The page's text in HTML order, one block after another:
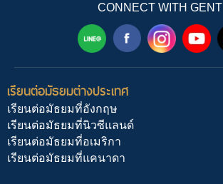
CONNECT WITH GENT
เรียนต่อมัธยมต่างประเทศ
เรียนต่อมัธยมที่อังกฤษ
เรียนต่อมัธยมที่นิวซีแลนด์
เรียนต่อมัธยมที่อเมริกา
เรียนต่อมัธยมที่แคนาดา